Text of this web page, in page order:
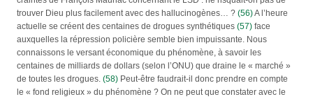
trouver Dieu plus facilement avec des hallucinogènes… ? (56)A l’heure
actuelle se créent des centaines de drogues synthétiques (57) face
auxquelles la répression policière semble bien impuissante. Nous
connaissons le versant économique du phénomène, à savoir les
centaines de milliards de dollars (selon l’ONU) que draine le « marché »
de toutes les drogues. (58) Peut-être faudrait-il donc prendre en compte
le « fond religieux » du phénomène ? On ne peut que constater avec le